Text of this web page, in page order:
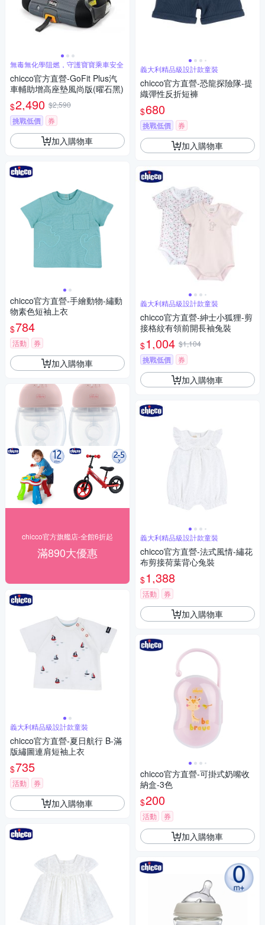
無毒無化學阻燃，守護寶寶乘車安全
chicco官方直營-GoFit Plus汽
車輔助增高座墊風尚版(曜石黑)
$2,490 $2,590
挑戰低價
券
加入購物車
chicco官方直營-手繪動物-繡動
物素色短袖上衣
$784
活動 券
加入購物車
chicco官方旗艦店-全館6折起
滿890大優惠
義大利精品級設計款童裝
chicco官方直營-夏日航行 B-滿
版繡圖連肩短袖上衣
$735
活動 券
加入購物車
義大利精品級設計款童裝
chicco官方直營-恐龍探險隊-提
織彈性反折短褲
$680
挑戰低價 券
加入購物車
義大利精品級設計款童裝
chicco官方直營-紳士小狐狸-剪
接格紋有領前開長袖兔裝
$1,004 $1,104
挑戰低價
券
加入購物車
義大利精品級設計款童裝
chicco官方直營-法式風情-繡花
布剪接荷葉背心兔裝
$1,388
活動 券
加入購物車
chicco官方直營-可掛式奶嘴收
納盒-3色
$200
活動 券
加入購物車